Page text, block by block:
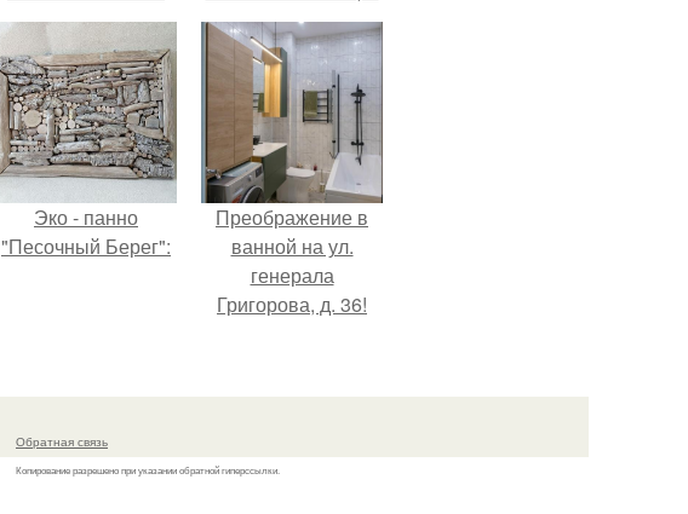
вышла замуж за
собственного
бывшего мужа.
Краснодаре.
Эко - панно
"Песочный Берег":
Преображение в
ванной на ул.
генерала
Григорова, д. 36!
Обратная связь
Копирование разрешено при указании обратной гиперссылки.